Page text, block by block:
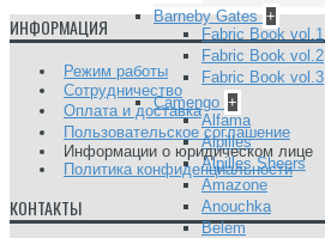
Barneby Gates +
Fabric Book vol.1
Fabric Book vol.2
Fabric Book vol.3
Camengo +
Alfama
Alpilles
Alpilles Sheers
Amazone
Anouchka
Belem
ИНФОРМАЦИЯ
Режим работы
Сотрудничество
Оплата и доставка
Пользовательское соглашение
Информации о юридическом лице
Политика конфиденциальности
КОНТАКТЫ